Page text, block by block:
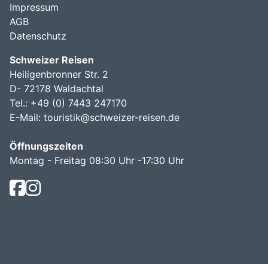
Impressum
AGB
Datenschutz
Schweizer Reisen
Heiligenbronner Str. 2
D- 72178 Waldachtal
Tel.: +49 (0) 7443 247170
E-Mail: touristik@schweizer-reisen.de
Öffnungszeiten
Montag - Freitag 08:30 Uhr -17:30 Uhr